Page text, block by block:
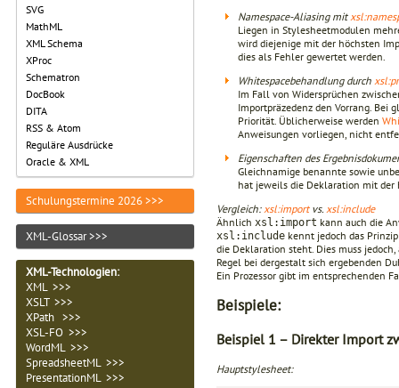
SVG
MathML
XML Schema
XProc
Schematron
DocBook
DITA
RSS & Atom
Reguläre Ausdrücke
Oracle & XML
Schulungstermine 2026 >>>
XML-Glossar >>>
XML-Technologien:
XML >>>
XSLT >>>
XPath >>>
XSL-FO >>>
WordML >>>
SpreadsheetML >>>
PresentationML >>>
Namespace-Aliasing mit
Liegen in Stylesheetmo­dulen
wird diejenige mit der höchsten
dies als Fehler gewertet werden.
Whitespacebehandlung durch
Im Fall von Widersprüchen
Importprä­zedenz den Vorrang.
Priorität. Übli­cherweise werden
Anweisungen vorliegen, nicht
Eigenschaften des
Gleichnamige benannte sowie
hat jeweils die Deklara­tion mit der
Vergleich: xsl:importvs. xsl:include
Ähnlich xsl:import kann auch die
xsl:include kennt jedoch das
die Deklaration steht. Dies muss
Regel bei dergestalt sich ergebenden
Ein Prozessor gibt im entsprechenden
Beispiele:
Beispiel 1 – Direkter Import
Hauptstylesheet: